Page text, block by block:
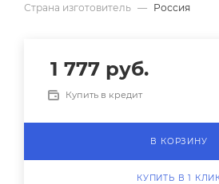
Страна изготовитель — Россия
1 777 руб.
Купить в кредит
В КОРЗИНУ
КУПИТЬ В 1